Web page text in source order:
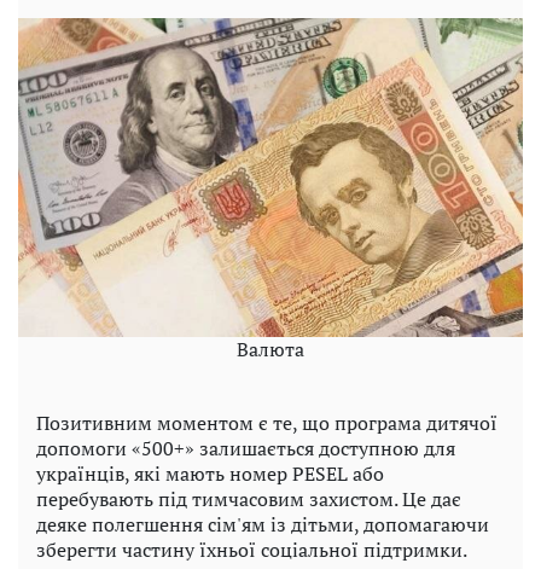
Валюта
Позитивним моментом є те, що програма дитячої
допомоги «500+» залишається доступною для
українців, які мають номер PESEL або
перебувають під тимчасовим захистом. Це дає
деяке полегшення сім'ям із дітьми, допомагаючи
зберегти частину їхньої соціальної підтримки.